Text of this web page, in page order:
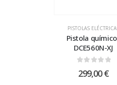
PISTOLAS
Pistola
DCE560N-XJ
299,00€